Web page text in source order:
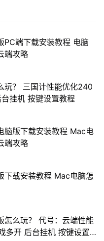
PC端下载安装教程 电脑
端攻略
玩？ 三国计性能优化240
挂机 按键设置教程
脑版下载安装教程 Mac电
端攻略
下载安装教程 Mac电脑怎
怎么玩？ 代号：云端性能
多开 后台挂机 按键设置